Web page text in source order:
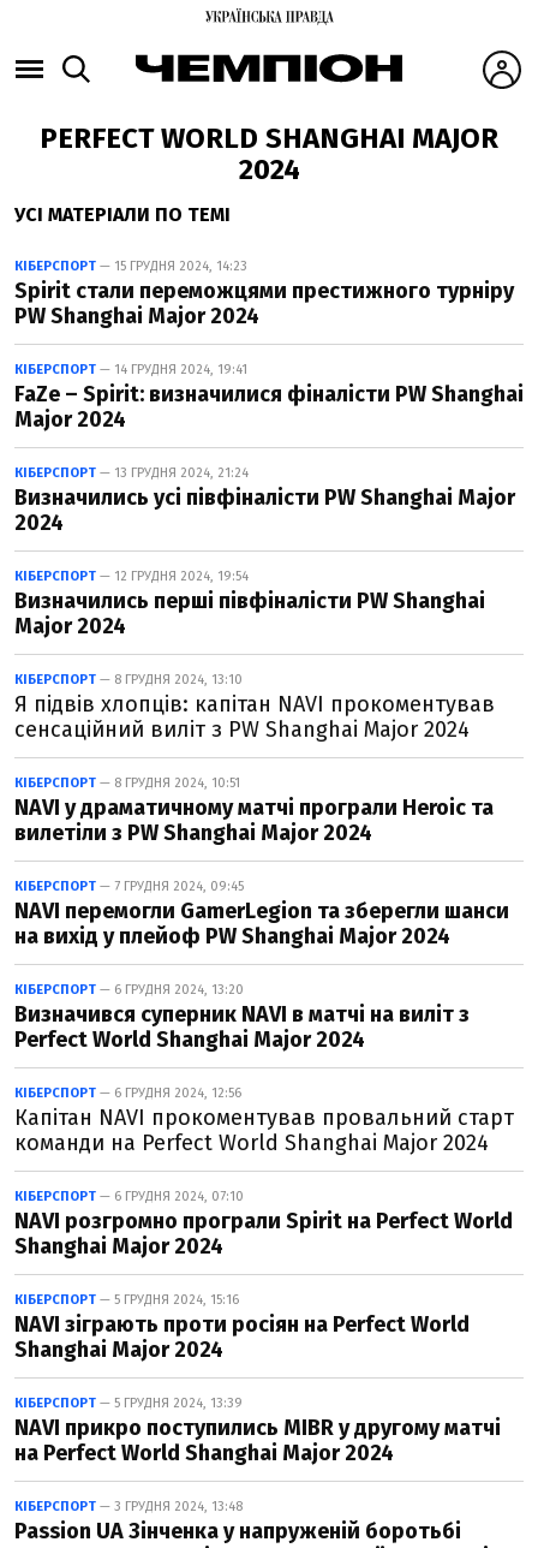
PERFECT WORLD SHANGHAI MAJOR
2024
УСІ МАТЕРІАЛИ ПО ТЕМІ
КІБЕРСПОРТ — 15 ГРУДНЯ 2024, 14:23
Spirit стали переможцями престижного турніру
PW Shanghai Major 2024
КІБЕРСПОРТ — 14 ГРУДНЯ 2024, 19:41
FaZe – Spirit: визначилися фіналісти PW Shanghai
Major 2024
КІБЕРСПОРТ — 13 ГРУДНЯ 2024, 21:24
Визначились усі півфіналісти PW Shanghai Major
2024
КІБЕРСПОРТ — 12 ГРУДНЯ 2024, 19:54
Визначились перші півфіналісти PW Shanghai
Major 2024
КІБЕРСПОРТ — 8 ГРУДНЯ 2024, 13:10
Я підвів хлопців: капітан NAVI прокоментував
сенсаційний виліт з PW Shanghai Major 2024
КІБЕРСПОРТ — 8 ГРУДНЯ 2024, 10:51
NAVI у драматичному матчі програли Heroic та
вилетіли з PW Shanghai Major 2024
КІБЕРСПОРТ — 7 ГРУДНЯ 2024, 09:45
NAVI перемогли GamerLegion та зберегли шанси
на вихід у плейоф PW Shanghai Major 2024
КІБЕРСПОРТ — 6 ГРУДНЯ 2024, 13:20
Визначився суперник NAVI в матчі на виліт з
Perfect World Shanghai Major 2024
КІБЕРСПОРТ — 6 ГРУДНЯ 2024, 12:56
Капітан NAVI прокоментував провальний старт
команди на Perfect World Shanghai Major 2024
КІБЕРСПОРТ — 6 ГРУДНЯ 2024, 07:10
NAVI розгромно програли Spirit на Perfect World
Shanghai Major 2024
КІБЕРСПОРТ — 5 ГРУДНЯ 2024, 15:16
NAVI зіграють проти росіян на Perfect World
Shanghai Major 2024
КІБЕРСПОРТ — 5 ГРУДНЯ 2024, 13:39
NAVI прикро поступились MIBR у другому матчі
на Perfect World Shanghai Major 2024
КІБЕРСПОРТ — 3 ГРУДНЯ 2024, 13:48
Passion UA Зінченка у напруженій боротьбі